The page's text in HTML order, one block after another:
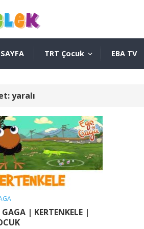
TRT Çocuk EBA TV
yaralı
GAGA | KERTENKELE |